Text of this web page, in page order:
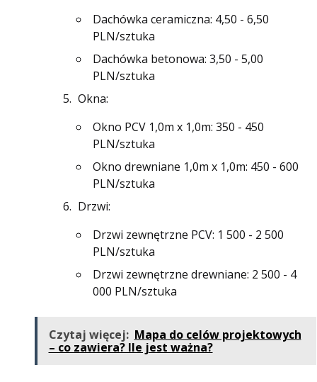
Dachówka ceramiczna: 4,50 - 6,50
PLN/sztuka
Dachówka betonowa: 3,50 - 5,00
PLN/sztuka
Okna:
Okno PCV 1,0m x 1,0m: 350 - 450
PLN/sztuka
Okno drewniane 1,0m x 1,0m: 450 - 600
PLN/sztuka
Drzwi:
Drzwi zewnętrzne PCV: 1 500 - 2 500
PLN/sztuka
Drzwi zewnętrzne drewniane: 2 500 - 4
000 PLN/sztuka
Czytaj więcej: Mapa do celów projektowych
– co zawiera? Ile jest ważna?